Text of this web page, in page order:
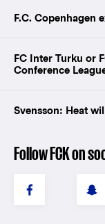
F.C. Copenhagen
FC Inter Turku or
Conference
Svensson: Heat
Follow FCK on